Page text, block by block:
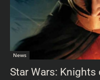
News
Star Wars: